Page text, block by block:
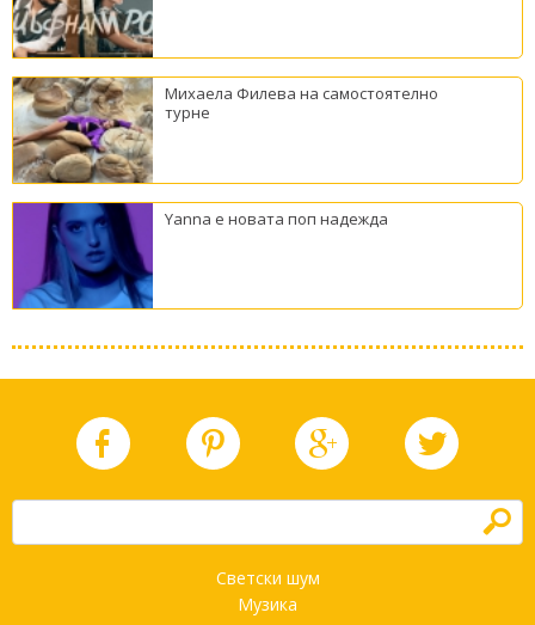
Михаела Филева на самостоятелно
турне
Yanna е новата поп надежда
h
Светски шум
Музика